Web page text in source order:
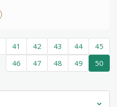
41 42 43 44
45
46
47 48 49 50